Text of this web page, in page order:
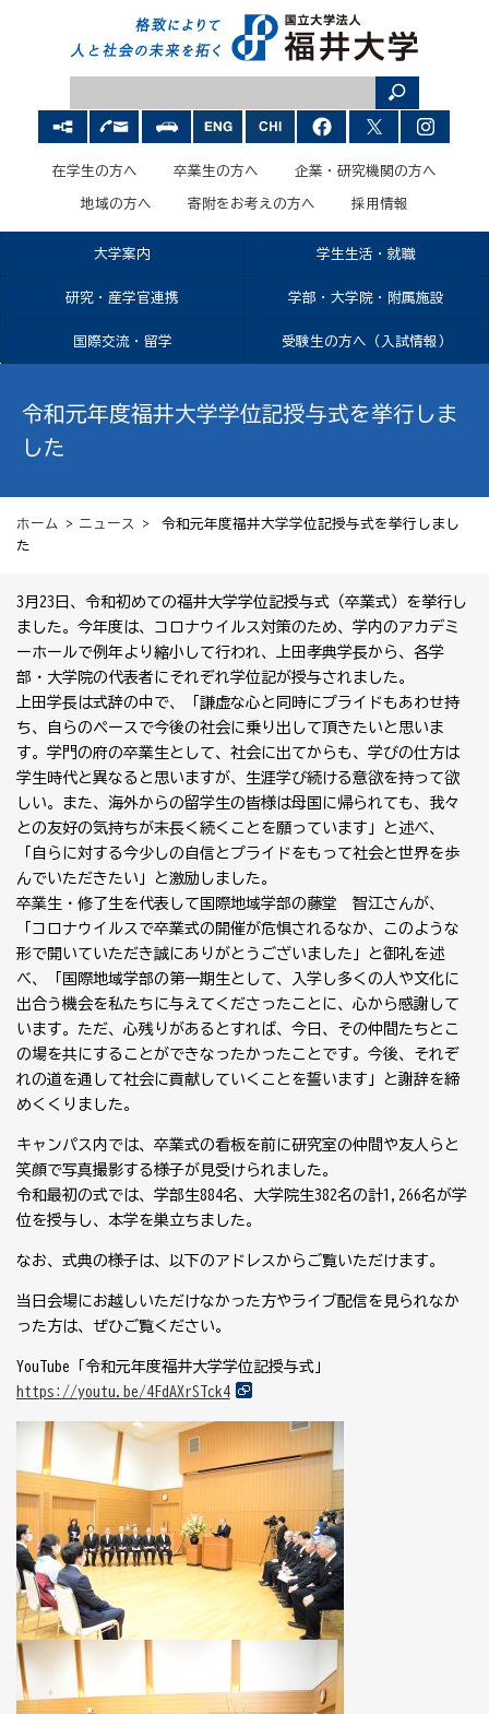
在学生の方へ 卒業生の方へ 企業・研究機関の方へ
地域の方へ 寄附をお考えの方へ 採用情報
大学案内 学生生活・就職
研究・産学官連携 学部・大学院・附属施設
国際交流・留学 受験生の方へ（入試情報）
令和元年度福井大学学位記授与式を挙行しま
した
ホーム > ニュース
> 令和元年度福井大学学位記授与式を挙行しまし
た
3月23日、令和初めての福井大学学位記授与式（卒業式）を挙行し
ました。今年度は、コロナウイルス対策のため、学内のアカデミ
ーホールで例年より縮小して行われ、上田孝典学長から、各学
部・大学院の代表者にそれぞれ学位記が授与されました。
上田学長は式辞の中で、「謙虚な心と同時にプライドもあわせ持
ち、自らのペースで今後の社会に乗り出して頂きたいと思いま
す。学門の府の卒業生として、社会に出てからも、学びの仕方は
学生時代と異なると思いますが、生涯学び続ける意欲を持って欲
しい。また、海外からの留学生の皆様は母国に帰られても、我々
との友好の気持ちが末長く続くことを願っています」と述べ、
「自らに対する今少しの自信とプライドをもって社会と世界を歩
んでいただきたい」と激励しました。
卒業生・修了生を代表して国際地域学部の藤堂 智江さんが、
「コロナウイルスで卒業式の開催が危惧されるなか、このような
形で開いていただき誠にありがとうございました」と御礼を述
べ、「国際地域学部の第一期生として、入学し多くの人や文化に
出合う機会を私たちに与えてくださったことに、心から感謝して
います。ただ、心残りがあるとすれば、今日、その仲間たちとこ
の場を共にすることができなったかったことです。今後、それぞ
れの道を通して社会に貢献していくことを誓います」と謝辞を締
めくくりました。
キャンパス内では、卒業式の看板を前に研究室の仲間や友人らと
笑顔で写真撮影する様子が見受けられました。
令和最初の式では、学部生884名、大学院生382名の計1,266名が学
位を授与し、本学を巣立ちました。
なお、式典の様子は、以下のアドレスからご覧いただけます。
当日会場にお越しいただけなかった方やライブ配信を見られなか
った方は、ぜひご覧ください。
YouTube「令和元年度福井大学学位記授与式」
https://youtu.be/4FdAXrSTck4